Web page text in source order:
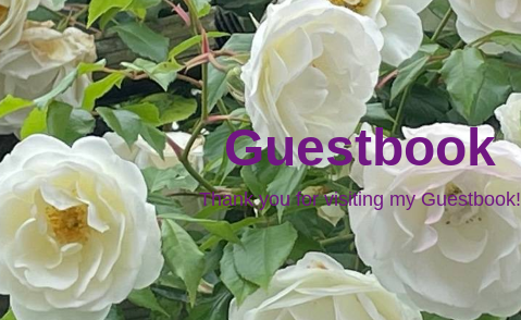
Guestbook
Thank you for visiting my Guestbook!